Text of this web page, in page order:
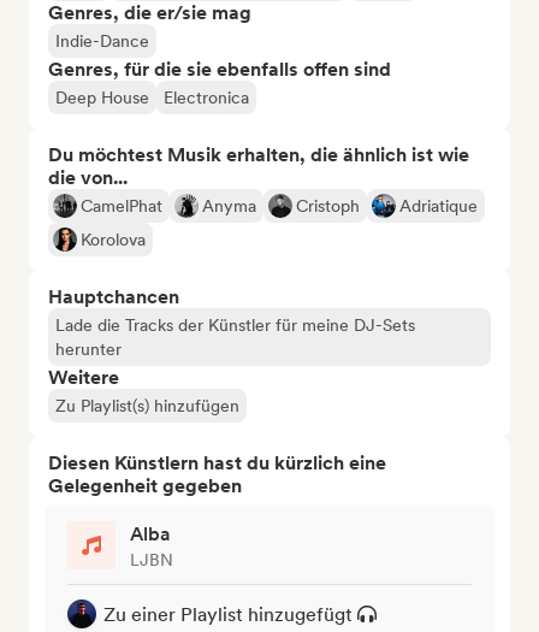
Genres, die er/sie mag
Indie-Dance
Genres, für die sie ebenfalls offen sind
Deep House Electronica
Du möchtest Musik erhalten, die ähnlich ist wie
die von...
CamelPhat Anyma Cristoph
Adriatique
Korolova
Hauptchancen
Lade die Tracks der Künstler für meine DJ-Sets
herunter
Weitere
Zu Playlist(s) hinzufügen
Diesen Künstlern hast du kürzlich eine
Gelegenheit gegeben
Alba
LJBN
Zu einer Playlist hinzugefügt